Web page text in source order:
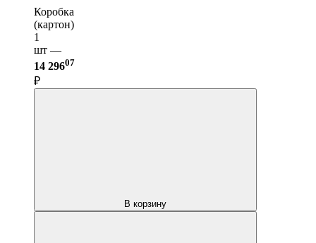
Коробка
(картон)
1
шт —
14 29607
₽
В корзину